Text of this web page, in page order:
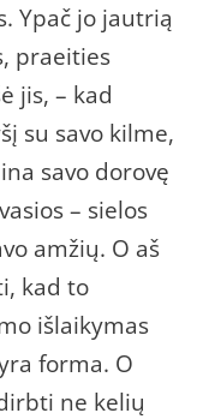
Ypač jo jautrią
praeities
jis, – kad
su savo kilme,
savo dorovę
– sielos
amžių. O aš
kad to
išlaikymas
forma. O
ne kelių